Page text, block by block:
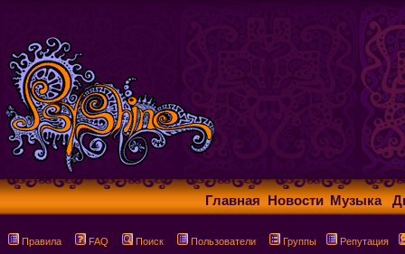
Главная Новости Музыка
Правила FAQ Поиск Пользователи Группы Репутация